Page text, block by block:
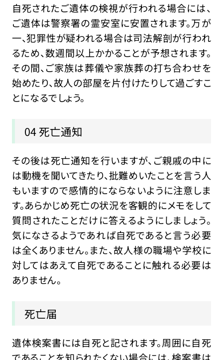
自死されたご遺体の検視が行われる場合には、
ご遺体は警察署の霊安室に安置されます。万が
一、犯罪性が疑われる場合は司法解剖が行われ
るため、数週間以上かかることが予想されます。
その間、ご家族は葬儀や家族葬の打ち合わせを
始めたり、故人の部屋を片付けたりして過ごすこ
とになるでしょう。
04 死亡通知
その後は死亡通知を行いますが、ご親戚の中に
は動機を聞いてきたり、批難めいたことを言う人
もいますので感情的にならないように注意しま
す。あらかじめ死亡の状況を客観的にメモをして
質問されたことだけに答えるようにしましょう。
気になさるようであれば自死であると言う必要
は全くありません。また、故人様の職場や学校に
対してはあえて自死であることに触れる必要は
ありません。
死亡届
遺体検案書には自死と記されます。周囲に自死